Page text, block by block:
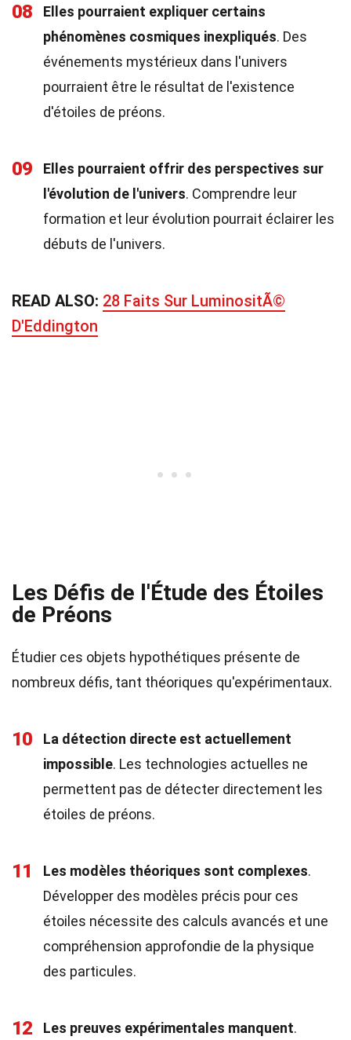
08
Elles pourraient expliquer certains
phénomènes cosmiques inexpliqués. Des
événements mystérieux dans l'univers
pourraient être le résultat de l'existence
d'étoiles de préons.
09
Elles pourraient offrir des perspectives sur
l'évolution de l'univers. Comprendre leur
formation et leur évolution pourrait éclairer les
débuts de l'univers.
READ ALSO: 28 Faits Sur LuminositÃ©
D'Eddington
Les Défis de l'Étude des Étoiles
de Préons
Étudier ces objets hypothétiques présente de
nombreux défis, tant théoriques qu'expérimentaux.
10
La détection directe est actuellement
impossible. Les technologies actuelles ne
permettent pas de détecter directement les
étoiles de préons.
11 Les modèles théoriques sont complexes.
Développer des modèles précis pour ces
étoiles nécessite des calculs avancés et une
compréhension approfondie de la physique
des particules.
12 Les preuves expérimentales manquent.